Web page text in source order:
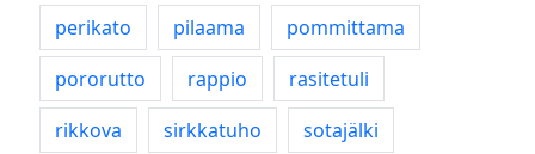
perikato
pilaama
pommittama
pororutto
rappio
rasitetuli
rikkova
sirkkatuho sotajälki